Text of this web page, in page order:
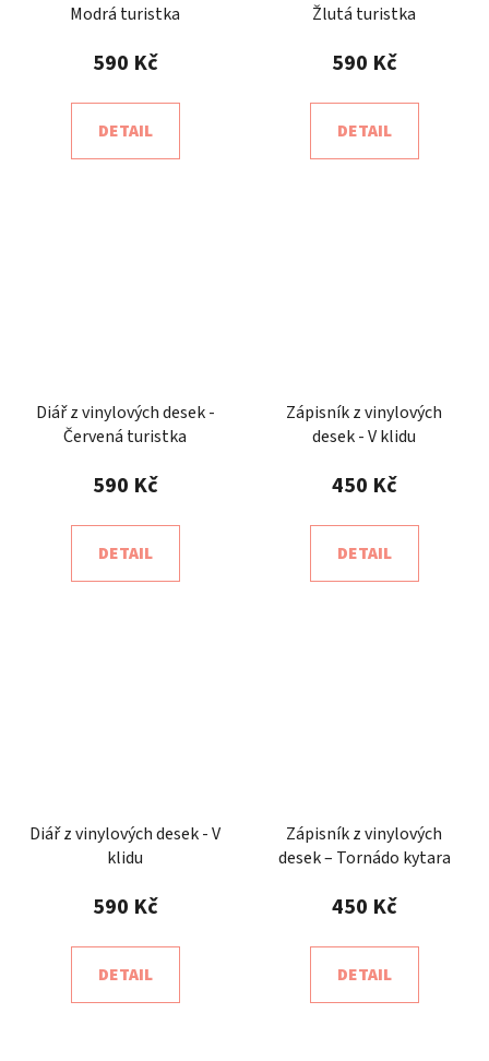
Modrá turistka
590 Kč
DETAIL
Žlutá turistka
590 Kč
DETAIL
Diář z vinylových desek -
Červená turistka
590 Kč
DETAIL
Zápisník z vinylových
desek - V klidu
450 Kč
DETAIL
Diář z vinylových desek - V
klidu
590 Kč
DETAIL
Zápisník z vinylových
desek – Tornádo kytara
450 Kč
DETAIL